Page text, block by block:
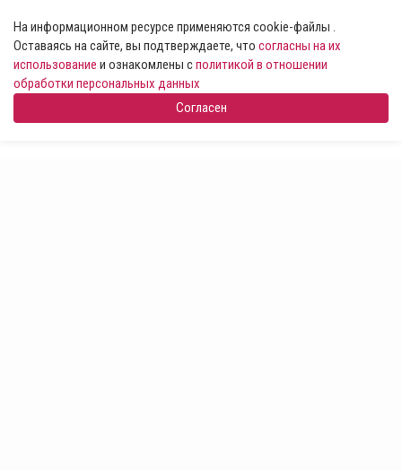
На информационном ресурсе применяются cookie-файлы .
Оставаясь на сайте, вы подтверждаете, что согласны на их
использование и ознакомлены сполитикой в отношении
обработки персональных данных
Согласен